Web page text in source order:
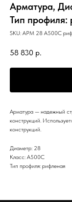
Арматура,
Тип профиля:
SKU: АРМ 28 А500С
58 830 р.
Арматура — надежный
конструкций.
конструкций.
Диаметр: 28
Класс: А500С
Тип профиля: рифленая